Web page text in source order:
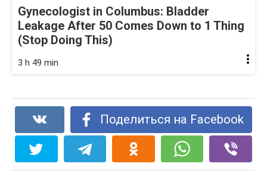
Gynecologist in Columbus: Bladder
Leakage After 50 Comes Down to 1 Thing
(Stop Doing This)
3 h 49 min
Поделиться на Facebook